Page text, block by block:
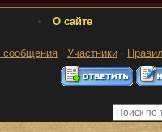
О сайте
сообщения · Участники ·